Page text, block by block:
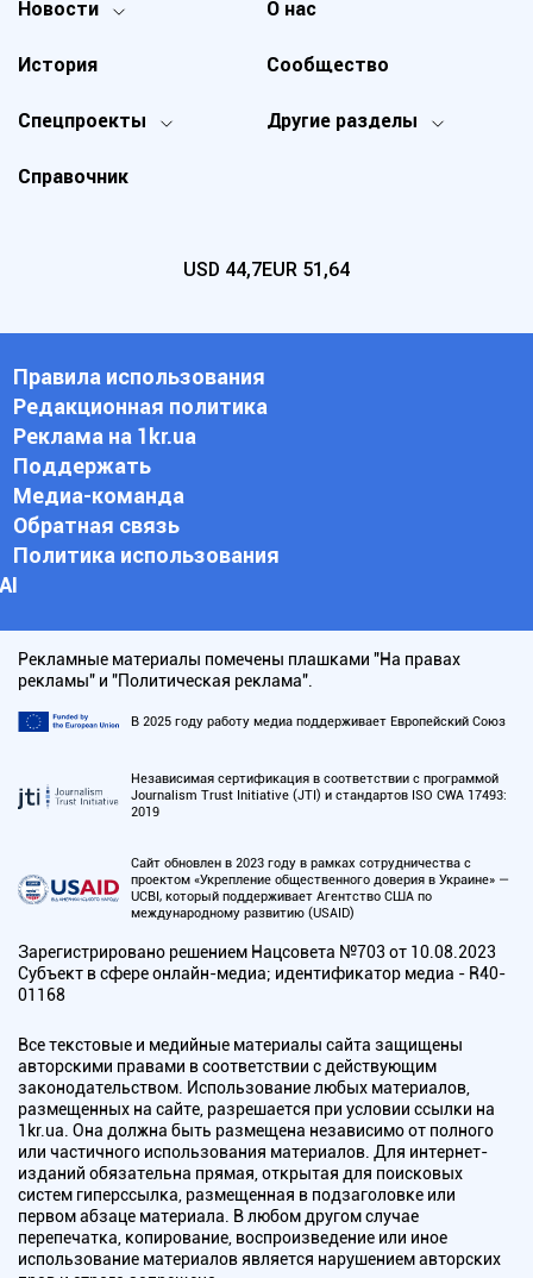
Новости
Спецпроекты Другие разделы
История
О нас
Справочник
Сообщество
USD 44,7EUR 51,64
Правила использования
Редакционная политика
Реклама на 1kr.ua
Поддержать
Медиа-команда
Обратная связь
Политика использования
АI
Рекламные материалы помечены плашками "На правах
рекламы" и "Политическая реклама".
В 2025 году работу медиа поддерживает Европейский Союз
Независимая сертификация в соответствии с программой
Journalism Trust Initiative (JTI) и стандартов ISO CWA 17493:
2019
Сайт обновлен в 2023 году в рамках сотрудничества с
проектом «Укрепление общественного доверия в Украине» —
UCBI, который поддерживает Агентство США по
международному развитию (USAID)
Зарегистрировано решением Нацсовета №703 от 10.08.2023
Субъект в сфере онлайн-медиа; идентификатор медиа - R40-
01168
Все текстовые и медийные материалы сайта защищены
авторскими правами в соответствии с действующим
законодательством. Использование любых материалов,
размещенных на сайте, разрешается при условии ссылки на
1kr.ua. Она должна быть размещена независимо от полного
или частичного использования материалов. Для интернет-
изданий обязательна прямая, открытая для поисковых
систем гиперссылка, размещенная в подзаголовке или
первом абзаце материала. В любом другом случае
перепечатка, копирование, воспроизведение или иное
использование материалов является нарушением авторских